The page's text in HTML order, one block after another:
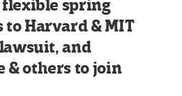
spring
to Harvard & MIT
and
& others to join